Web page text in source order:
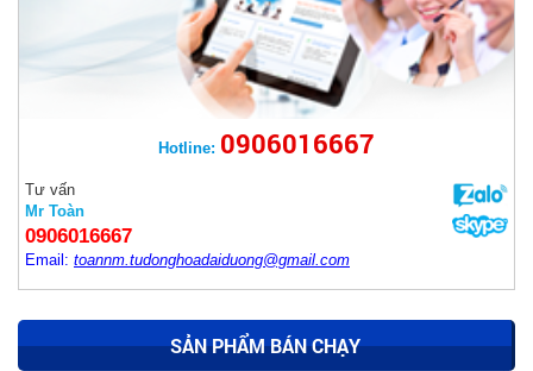
Hotline: 0906016667
Tư vấn
Mr Toàn
0906016667
Email: toannm.tudonghoadaiduong@gmail.com
SẢN PHẨM BÁN CHẠY